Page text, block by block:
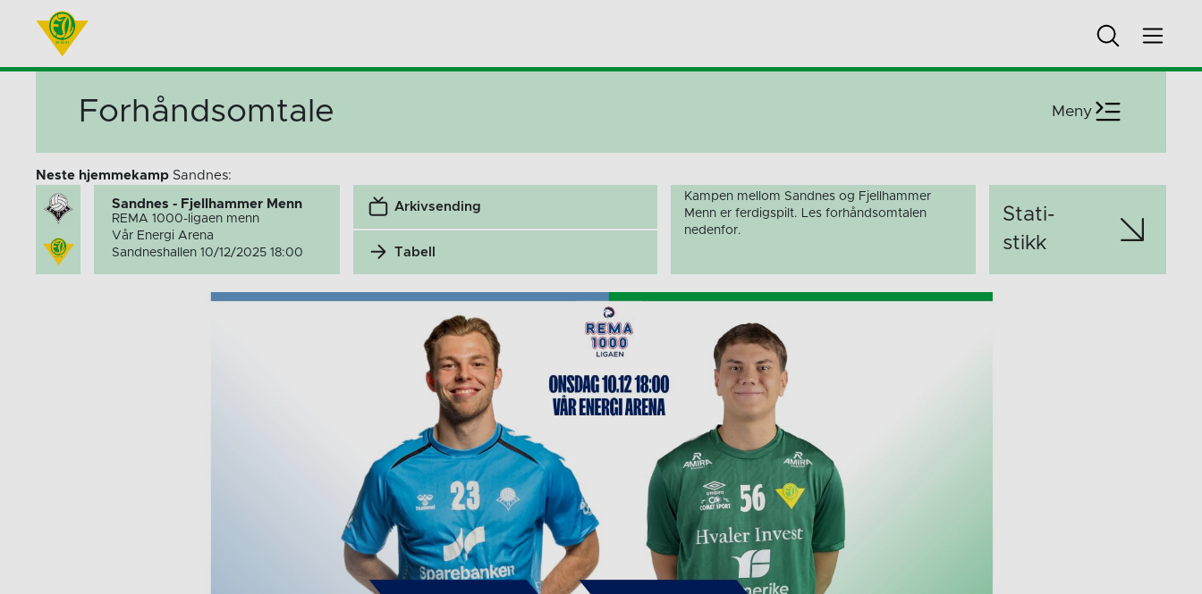
Forhåndsomtale Meny
Neste hjemmekamp Sandnes:
Sandnes - Fjellhammer Menn
REMA 1000-ligaen menn
Vår Energi Arena
Sandneshallen 10/12/2025 18:00
Arkivsending
Tabell
Kampen mellom Sandnes og Fjellhammer
Menn er ferdigspilt. Les forhåndsomtalen
nedenfor.
Stati­
stikk